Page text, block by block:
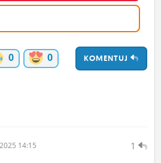
KOMENTUJ
0
0
1
2025 14:15